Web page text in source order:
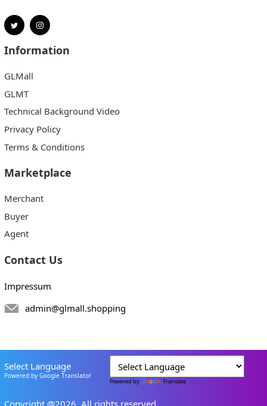
Information
GLMall
GLMT
Technical Background Video
Privacy Policy
Terms & Conditions
Marketplace
Merchant
Buyer
Agent
Contact Us
Impressum
admin@glmall.shopping
Select Language
Powered by Google Translator
Powered by Translate
Copyright @2026. All rights reserved.